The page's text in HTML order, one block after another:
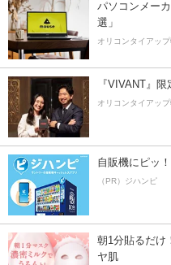
パソコンメー
選」
オリコンタイアッ
『VIVANT』
オリコンタイアッ
自販機にピッ
（PR）ジハンピ
朝1分貼るだけ
ヤ肌